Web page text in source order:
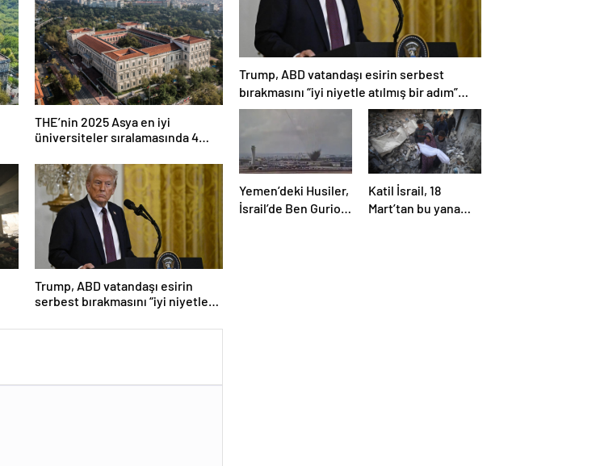
THE’nin 2025 Asya en iyi
üniversiteler sıralamasında 4
Trump, ABD vatandaşı esirin
serbest bırakmasını “iyi niyetle
değerlendirdi
Trump, ABD vatandaşı esirin serbest
bırakmasını “iyi niyetle atılmış bir adım”
olarak değerlendirdi
Yemen’deki Husiler,
İsrail’de Ben Gurion
Katil İsrail, 18
Mart’tan bu yana